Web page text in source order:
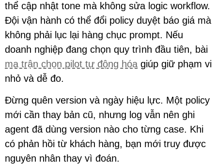
thể cập nhật tone mà không sửa logic workflow.
Đội vận hành có thể đổi policy duyệt báo giá mà
không phải lục lại hàng chục prompt. Nếu
doanh nghiệp đang chọn quy trình đầu tiên, bài
ma trận chọn pilot tự động hóa giúp giữ phạm vi
nhỏ và dễ đo.
Đừng quên version và ngày hiệu lực. Một policy
mới cần thay bản cũ, nhưng log vẫn nên ghi
agent đã dùng version nào cho từng case. Khi
có phản hồi từ khách hàng, bạn mới truy được
nguyên nhân thay vì đoán.